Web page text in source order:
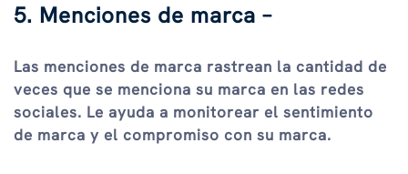
5. Menciones de marca –
Las menciones de marca rastrean la cantidad de
veces que se menciona su marca en las redes
sociales. Le ayuda a monitorear el sentimiento
de marca y el compromiso con su marca.